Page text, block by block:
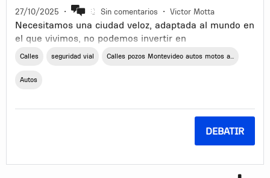
27/10/2025 • Sin comentarios • Victor Motta
Necesitamos una ciudad veloz, adaptada al mundo en
el que vivimos, no podemos invertir en
infraestructura que vaya en detrimento de esto.
para que las calles y avenidas sean más ágiles, esto
Con pequeñas intervenciones en ensanches,
Calles seguridad vial Calles pozos Montevideo autos motos a...
Autos
DEBATIR